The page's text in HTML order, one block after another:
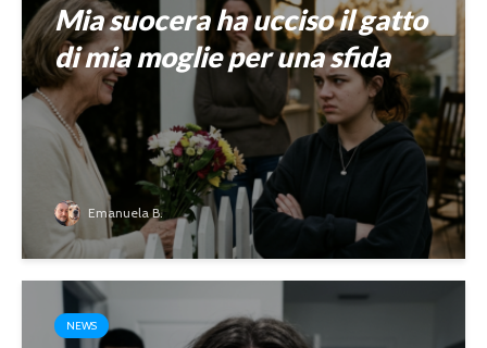
Mia suocera ha ucciso il gatto
di mia moglie per una sfida
Emanuela B.
NEWS